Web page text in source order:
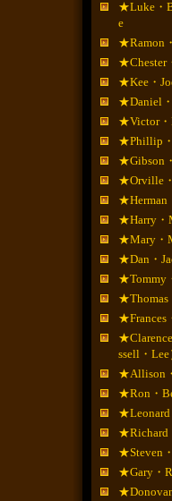
★Luke・
e
★Ramon
★Chester
★Kee・
★Daniel
★Victor・
★Phillip
★Gibson
★Orville
★Herman
★Harry・
★Mary・
★Dan・
★Tommy
★Thomas
★Frances
ssell・Lee
★Allison
★Ron・
★Leonard
★Richard
★Steven
★Gary・